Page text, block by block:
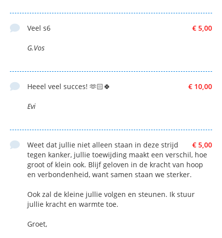
€ 5,00
Veel s6
G.Vos
€ 10,00
Heeel veel succes! 🫶🏻🍀
Evi
€ 5,00
Weet dat jullie niet alleen staan in deze strijd
tegen kanker, jullie toewijding maakt een verschil, hoe
groot of klein ook. Blijf geloven in de kracht van hoop
en verbondenheid, want samen staan we sterker.
Ook zal de kleine jullie volgen en steunen. Ik stuur
jullie kracht en warmte toe.
Groet,